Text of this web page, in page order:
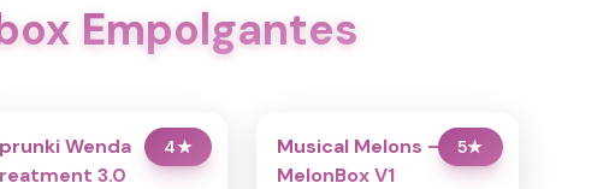
Empolgantes
4★
Wenda
3.0
5★
Musical Melons –
MelonBox V1